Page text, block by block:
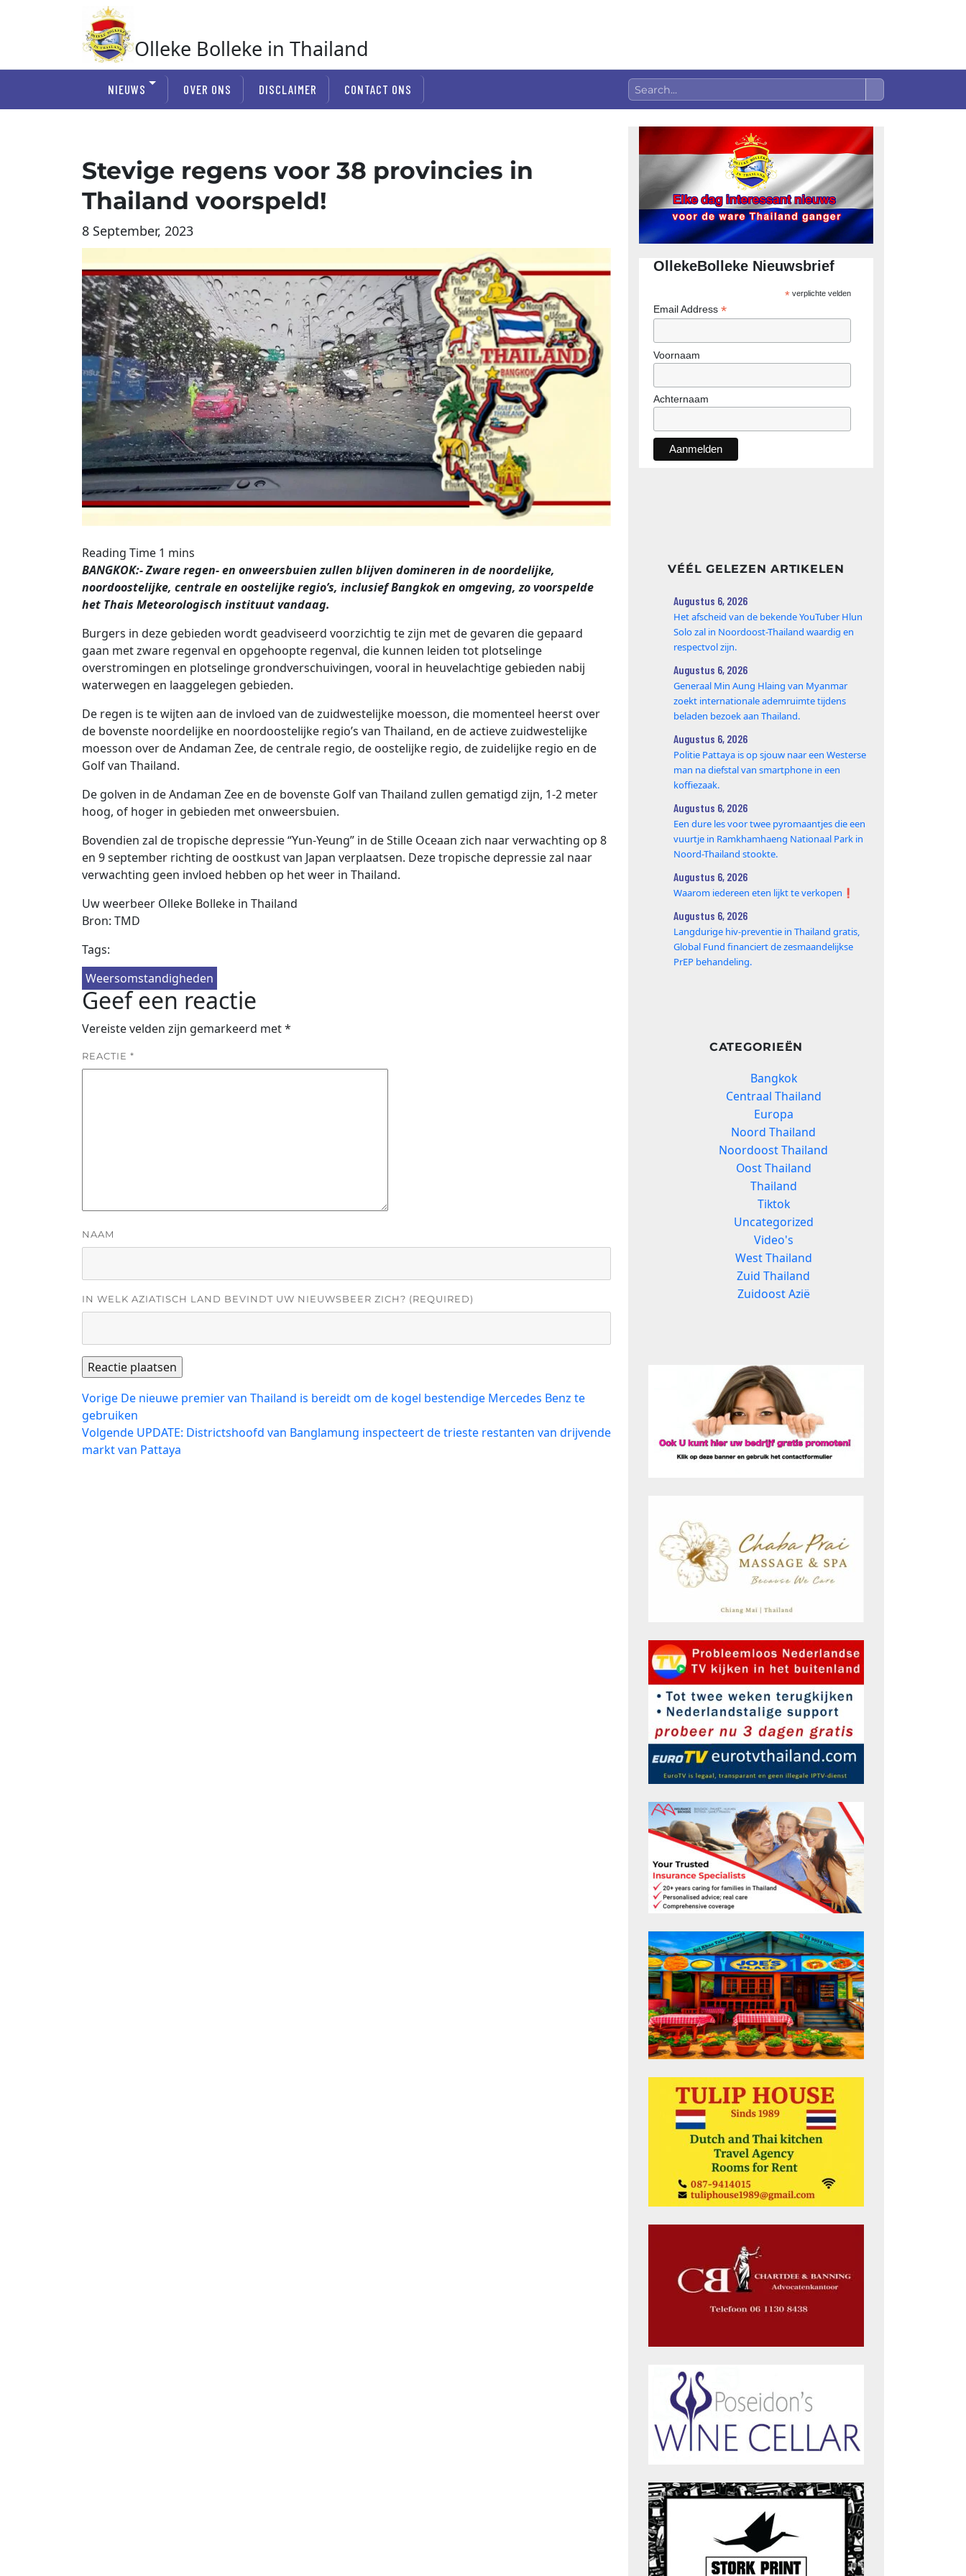
Olleke Bolleke in Thailand
NIEUWS OVER ONS DISCLAIMER CONTACT ONS
Stevige regens voor 38 provincies in
Thailand voorspeld!
8 September, 2023
BANGKOK:- Zware regen- en onweersbuien zullen blijven domineren in de noordelijke,
noordoostelijke, centrale en oostelijke regio’s, inclusief Bangkok en omgeving, zo voorspelde
het Thais Meteorologisch instituut vandaag.
Burgers in deze gebieden wordt geadviseerd voorzichtig te zijn met de gevaren die gepaard
gaan met zware regenval en opgehoopte regenval, die kunnen leiden tot plotselinge
overstromingen en plotselinge grondverschuivingen, vooral in heuvelachtige gebieden nabij
waterwegen en laaggelegen gebieden.
De regen is te wijten aan de invloed van de zuidwestelijke moesson, die momenteel heerst over
de bovenste noordelijke en noordoostelijke regio’s van Thailand, en de actieve zuidwestelijke
moesson over de Andaman Zee, de centrale regio, de oostelijke regio, de zuidelijke regio en de
Golf van Thailand.
De golven in de Andaman Zee en de bovenste Golf van Thailand zullen gematigd zijn, 1-2 meter
hoog, of hoger in gebieden met onweersbuien.
Bovendien zal de tropische depressie “Yun-Yeung” in de Stille Oceaan zich naar verwachting op 8
en 9 september richting de oostkust van Japan verplaatsen. Deze tropische depressie zal naar
verwachting geen invloed hebben op het weer in Thailand.
Uw weerbeer Olleke Bolleke in Thailand
Bron: TMD
Tags:
Weersomstandigheden
Geef een reactie
Vereiste velden zijn gemarkeerd met*
REACTIE *
NAAM
IN WELK AZIATISCH LAND BEVINDT UW NIEUWSBEER ZICH? (REQUIRED)
Bericht
navigatie
Vorige Vorig
bericht:
De nieuwe premier van Thailand is bereidt om de kogel bestendige Mercedes Benz te
gebruiken
Volgende Volgend
bericht:
UPDATE: Districtshoofd van Banglamung inspecteert de trieste restanten van drijvende
markt van Pattaya
OllekeBolleke Nieuwsbrief
*verplichte velden
Email Address *
Voornaam
Achternaam
VÉÉL GELEZEN ARTIKELEN
Augustus 6, 2026
Het afscheid van de bekende YouTuber Hlun
Solo zal in Noordoost-Thailand waardig en
respectvol zijn.
Augustus 6, 2026
Generaal Min Aung Hlaing van Myanmar
zoekt internationale ademruimte tijdens
beladen bezoek aan Thailand.
Augustus 6, 2026
Politie Pattaya is op sjouw naar een Westerse
man na diefstal van smartphone in een
koffiezaak.
Augustus 6, 2026
Een dure les voor twee pyromaantjes die een
vuurtje in Ramkhamhaeng Nationaal Park in
Noord-Thailand stookte.
Augustus 6, 2026
Waarom iedereen eten lijkt te verkopen❗️
Augustus 6, 2026
Langdurige hiv-preventie in Thailand gratis,
Global Fund financiert de zesmaandelijkse
PrEP behandeling.
CATEGORIEËN
Bangkok
Centraal Thailand
Europa
Noord Thailand
Noordoost Thailand
Oost Thailand
Thailand
Tiktok
Uncategorized
Video's
West Thailand
Zuid Thailand
Zuidoost Azië